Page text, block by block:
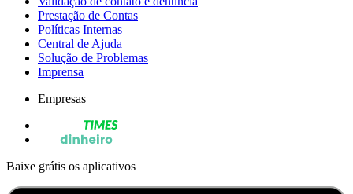
Prestação de Contas
Políticas Internas
Central de Ajuda
Solução de Problemas
Imprensa
Empresas
Baixe grátis os aplicativos